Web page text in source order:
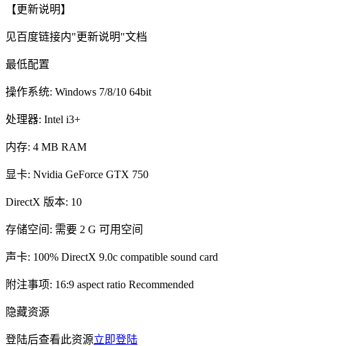
【更新说明】
见百度链接内"更新说明"文档
最低配置
操作系统: Windows 7/8/10 64bit
处理器: Intel i3+
内存: 4 MB RAM
显卡: Nvidia GeForce GTX 750
DirectX 版本: 10
存储空间: 需要 2 G 可用空间
声卡: 100% DirectX 9.0c compatible sound card
附注事项: 16:9 aspect ratio Recommended
隐藏资源
登陆后查看此资源立即登陆